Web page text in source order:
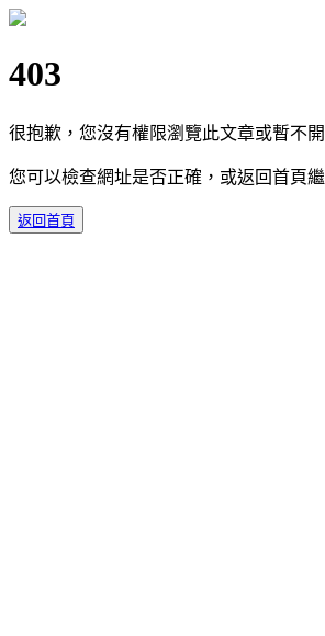
403
很抱歉，您沒有權限瀏覽此文章或暫不
您可以檢查網址是否正確，或返回首頁
返回首頁